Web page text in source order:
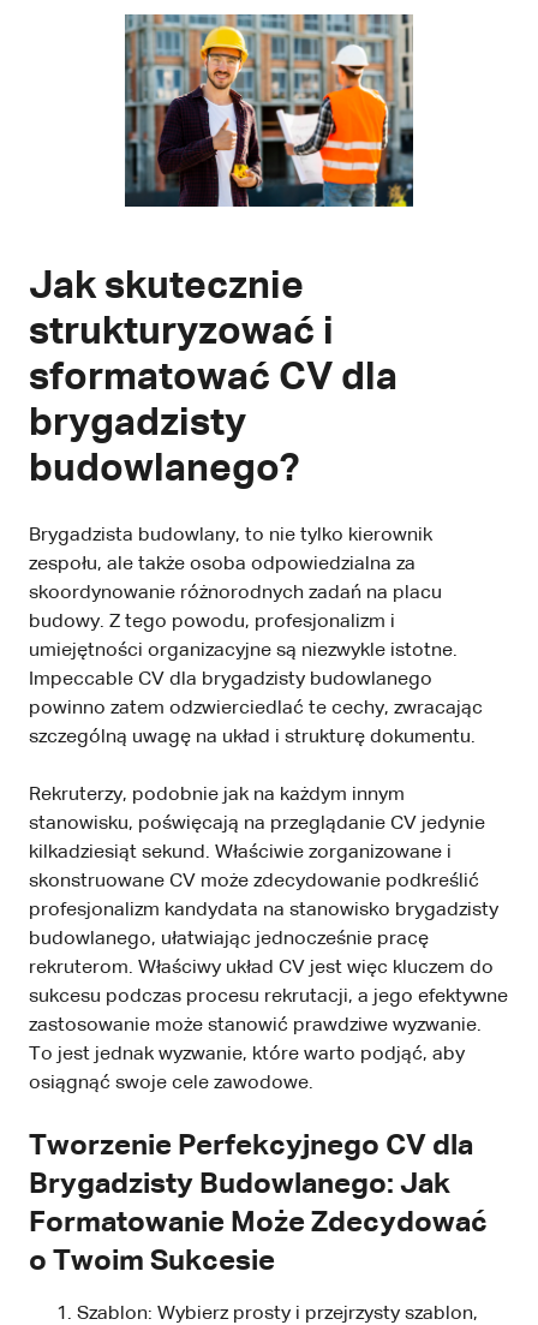
Jak skutecznie
strukturyzować i
sformatować CV dla
brygadzisty
budowlanego?
Brygadzista budowlany, to nie tylko kierownik
zespołu, ale także osoba odpowiedzialna za
skoordynowanie różnorodnych zadań na placu
budowy. Z tego powodu, profesjonalizm i
umiejętności organizacyjne są niezwykle istotne.
Impeccable CV dla brygadzisty budowlanego
powinno zatem odzwierciedlać te cechy, zwracając
szczególną uwagę na układ i strukturę dokumentu.
Rekruterzy, podobnie jak na każdym innym
stanowisku, poświęcają na przeglądanie CV jedynie
kilkadziesiąt sekund. Właściwie zorganizowane i
skonstruowane CV może zdecydowanie podkreślić
profesjonalizm kandydata na stanowisko brygadzisty
budowlanego, ułatwiając jednocześnie pracę
rekruterom. Właściwy układ CV jest więc kluczem do
sukcesu podczas procesu rekrutacji, a jego efektywne
zastosowanie może stanowić prawdziwe wyzwanie.
To jest jednak wyzwanie, które warto podjąć, aby
osiągnąć swoje cele zawodowe.
Tworzenie Perfekcyjnego CV dla
Brygadzisty Budowlanego: Jak
Formatowanie Może Zdecydować
o Twoim Sukcesie
Szablon: Wybierz prosty i przejrzysty szablon,